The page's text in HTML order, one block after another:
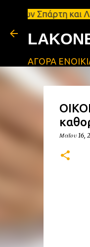
και
ΑΓΟΡΑ
Μαΐου 16,